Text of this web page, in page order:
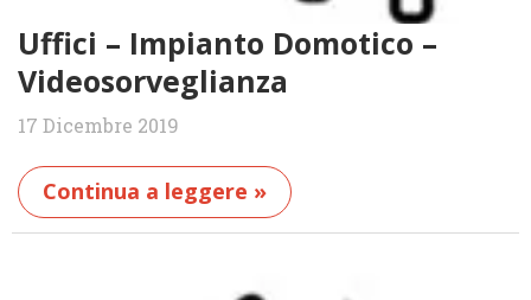
Uffici – Impianto Domotico –
Videosorveglianza
17 Dicembre 2019
Continua a leggere »